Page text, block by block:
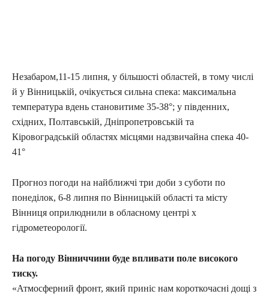
Незабаром,11-15 липня, у більшості областей, в тому числі
й у Вінницькій, очікується сильна спека: максимальна
температура вдень становитиме 35-38°; у південних,
східних, Полтавській, Дніпропетровській та
Кіровоградській областях місцями надзвичайна спека 40-
41°
Прогноз погоди на найближчі три доби з суботи по
понеділок, 6-8 липня по Вінницькій області та місту
Вінниця оприлюднили в обласному центрі х
гідрометеорології.
На погоду Вінниччини буде впливати поле високого
тиску.
«Атмосферний фронт, який приніс нам короткочасні дощі з